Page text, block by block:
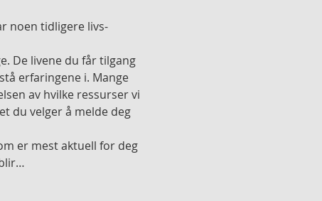
noen tidligere livs-
De livene du får tilgang
erfaringene i. Mange
av hvilke ressurser vi
du velger å melde deg
er mest aktuell for deg